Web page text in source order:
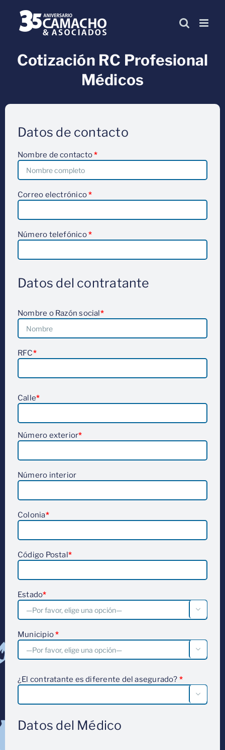
content
Cotización RC Profesional
Médicos
Datos de contacto
Nombre de contacto*
Correo electrónico*
Número telefónico*
Datos del contratante
Nombre o Razón social*
RFC*
Calle*
Número exterior*
Número interior
Colonia*
Código Postal*
Estado*

Municipio*

¿El contratante es diferente del asegurado? *

Datos del Médico